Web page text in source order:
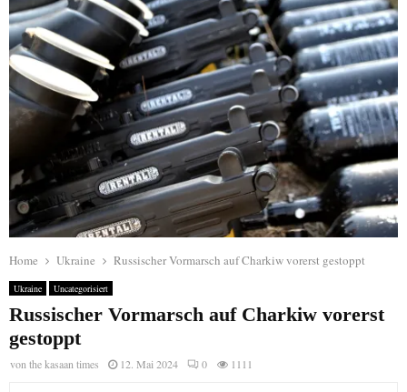
Home Ukraine Russischer Vormarsch auf Charkiw vorerst gestoppt
Ukraine Uncategorisiert
Russischer Vormarsch auf Charkiw vorerst
gestoppt
vonthe kasaan times 12. Mai 2024 0 1111